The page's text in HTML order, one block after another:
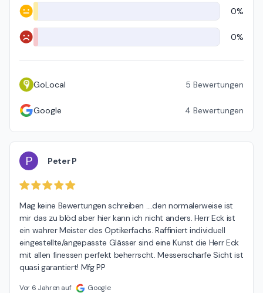
Neutral 0%
Negativ 0%
GoLocal 5 Bewertungen
Google 4 Bewertungen
P Peter P
Mag keine Bewertungen schreiben ....den normalerweise ist
mir das zu blöd aber hier kann ich nicht anders. Herr Eck ist
ein wahrer Meister des Optikerfachs. Raffiniert individuell
eingestellte/angepasste Glässer sind eine Kunst die Herr Eck
mit allen finessen perfekt beherrscht. Messerscharfe Sicht ist
quasi garantiert! Mfg PP
Vor 6 Jahren auf Google